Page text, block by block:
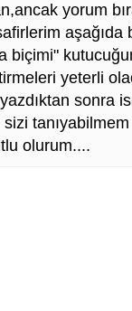
yorum
aşağıda
biçimi"
yeterli
yazdıktan sonra
tanıyabilmem
olurum....